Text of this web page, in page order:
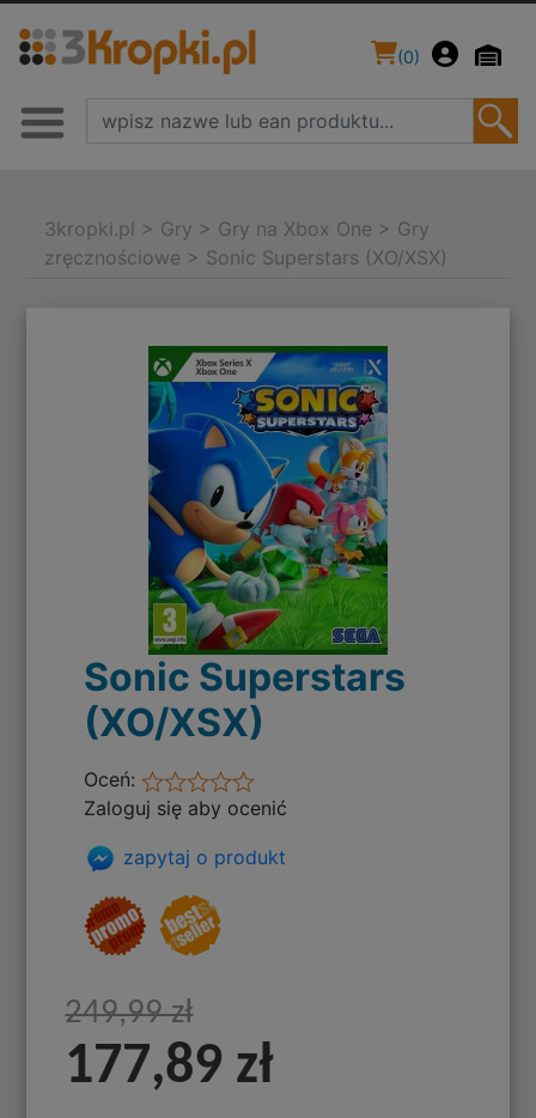
(0)
3kropki.pl > Gry > Gry na Xbox One > Gry
zręcznościowe > Sonic Superstars (XO/XSX)
Sonic Superstars
(XO/XSX)
Oceń:
Zaloguj się aby ocenić
zapytaj o produkt
249,99 zł
177,89 zł